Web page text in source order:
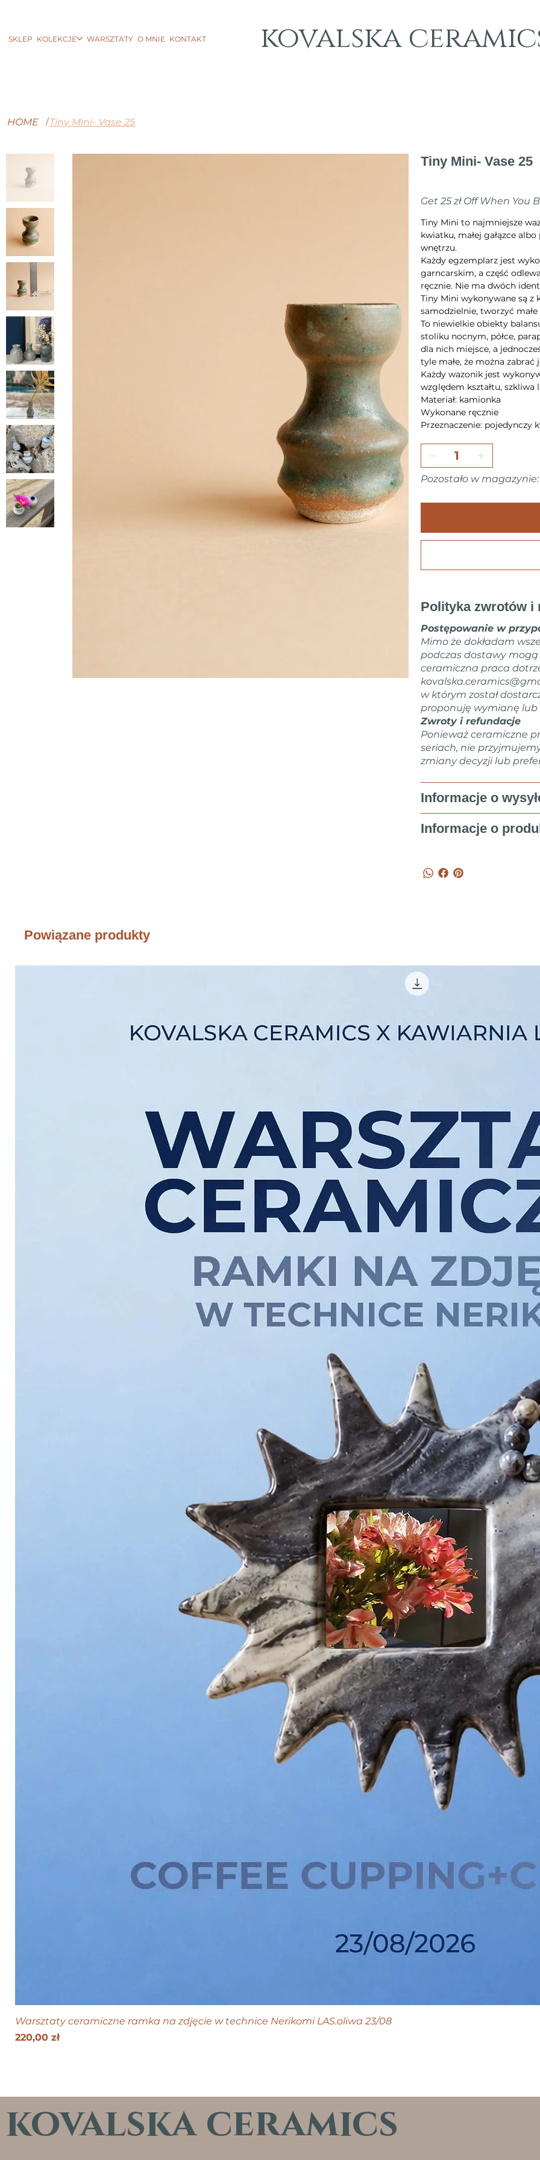
kovalska
SKLEP KOLEKCJE WARSZTATY O MNIE KONTAKT
HOME /Tiny Mini- Vase 25
Tiny Mini- Vase 25
Get 25 zł Off When You
Tiny Mini to najmniejsze
kwiatku, małej gałązce
wnętrzu.
Każdy egzemplarz jest
garncarskim, a część
ręcznie. Nie ma dwóch
Tiny Mini wykonywane są z
samodzielnie, tworzyć
To niewielkie obiekty
stoliku nocnym, półce,
dla nich miejsce, a
tyle małe, że można
Każdy wazonik jest
względem kształtu, szkliwa
Materiał: kamionka
Wykonane ręcznie
Przeznaczenie: pojedynczy
Pozostało w magazynie:
Polityka zwrotów i
Postępowanie w
Mimo że dokładam
podczas dostawy mogą
ceramiczna praca
w którym został
proponuję wymianę lub
Zwroty i refundacje
Ponieważ ceramiczne
seriach, nie
zmiany decyzji lub
Informacje o
Informacje o
Powiązane produkty
Warsztaty ceramiczne ramka na zdjęcie w technice Nerikomi LAS.oliwa 23/08
Cena
220,00 zł
kovalska ceramics